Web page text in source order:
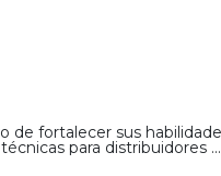
fortalecer sus
para distribuidores ...